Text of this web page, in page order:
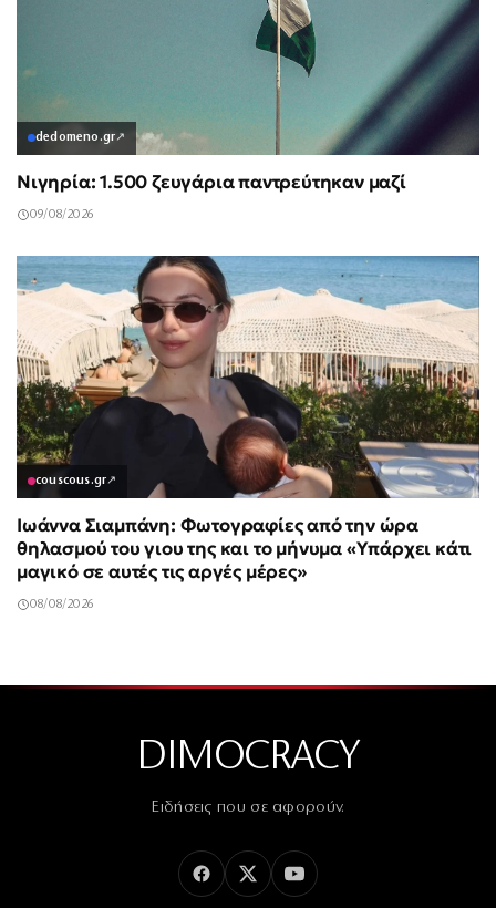
dedomeno.gr↗
Νιγηρία: 1.500 ζευγάρια παντρεύτηκαν μαζί
09/08/2026
couscous.gr↗
Ιωάννα Σιαμπάνη: Φωτογραφίες από την ώρα
θηλασμού του γιου της και το μήνυμα «Υπάρχει κάτι
μαγικό σε αυτές τις αργές μέρες»
08/08/2026
DIMOCRACY
Ειδήσεις που σε αφορούν.